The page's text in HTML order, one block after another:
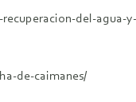
del-
de-caimanes/